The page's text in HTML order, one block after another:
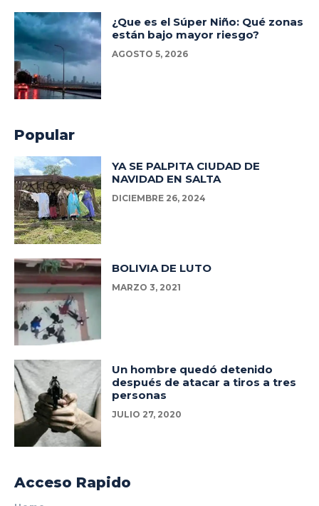
¿Que es el Súper Niño: Qué zonas
están bajo mayor riesgo?
AGOSTO 5, 2026
Popular
YA SE PALPITA CIUDAD DE
NAVIDAD EN SALTA
DICIEMBRE 26, 2024
BOLIVIA DE LUTO
MARZO 3, 2021
Un hombre quedó detenido
después de atacar a tiros a tres
personas
JULIO 27, 2020
Acceso Rapido